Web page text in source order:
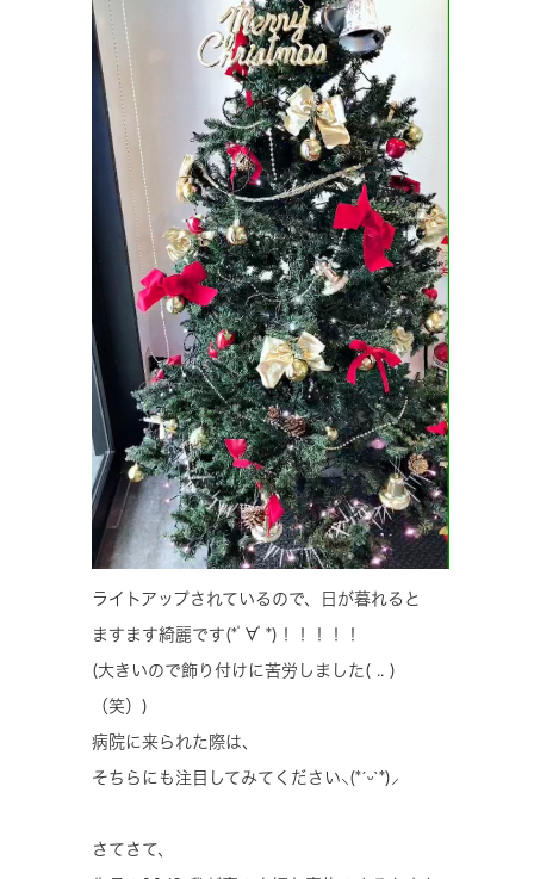
ライトアップされているので、日が暮れると
ますます綺麗です(*ﾟ∀ﾟ*)！！！！！
(大きいので飾り付けに苦労しました( .. )
（笑）)
病院に来られた際は、
そちらにも注目してみてください‪⸜(*ˊᵕˋ*)⸝‬
さてさて、